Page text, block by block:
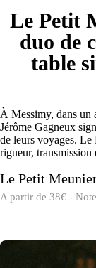
Le Petit
duo de
table
À Messimy, dans un
Jérôme Gagneux
de leurs voyages. Le
rigueur, transmission
Le Petit
A partir de 38€ -